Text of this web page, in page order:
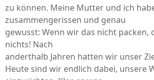
zu können. Meine Mutter und ich
zusammengerissen und genau
gewusst: Wenn wir das nicht packen,
nichts! Nach
anderthalb Jahren hatten wir unser
Heute sind wir endlich dabei, unsere